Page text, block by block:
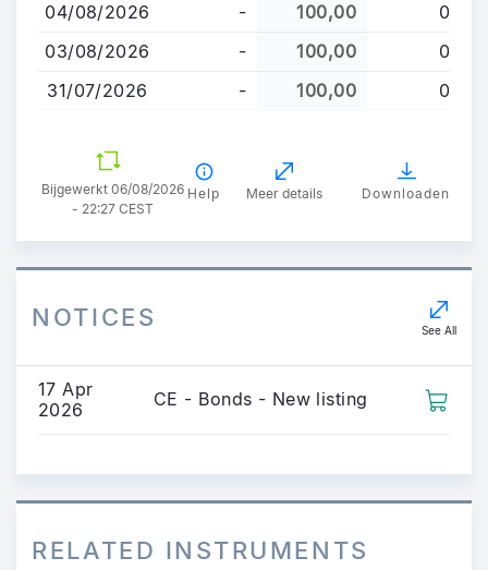
gaan
04/08/2026
- 100,00
0
03/08/2026
- 100,00
0
31/07/2026
- 100,00 0
Bijgewerkt 06/08/2026
- 22:27 CEST
Help Meer details Downloaden
NOTICES See All
17 Apr
2026
CE - Bonds - New listing
RELATED INSTRUMENTS